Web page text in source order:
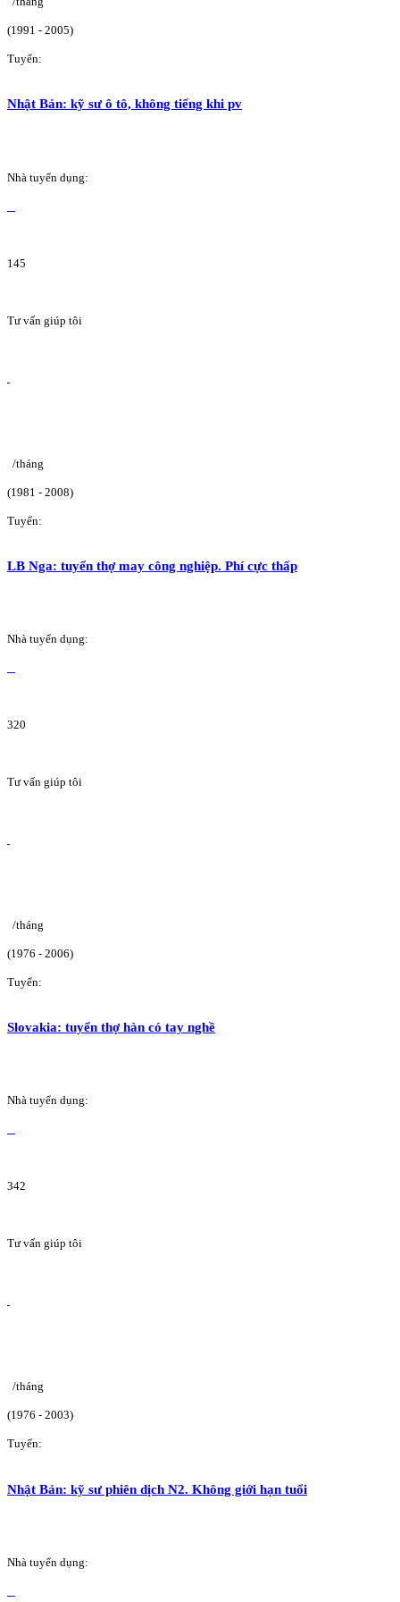
(1991 - 2005)
Tuyển:
Nhật Bản: kỹ sư ô tô, không tiếng khi pv
Nhà tuyển dụng:
145
Tư vấn giúp tôi
/tháng
(1981 - 2008)
Tuyển:
LB Nga: tuyển thợ may công nghiệp. Phí cực thấp
Nhà tuyển dụng:
320
Tư vấn giúp tôi
/tháng
(1976 - 2006)
Tuyển:
Slovakia: tuyển thợ hàn có tay nghề
Nhà tuyển dụng:
342
Tư vấn giúp tôi
/tháng
(1976 - 2003)
Tuyển:
Nhật Bản: kỹ sư phiên dịch N2. Không giới hạn tuổi
Nhà tuyển dụng: